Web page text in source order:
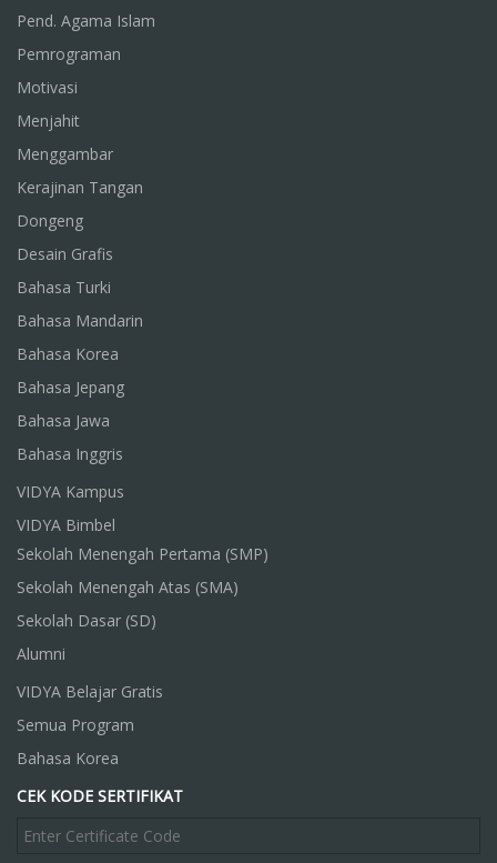
Pend. Agama Islam
Pemrograman
Motivasi
Menjahit
Menggambar
Kerajinan Tangan
Dongeng
Desain Grafis
Bahasa Turki
Bahasa Mandarin
Bahasa Korea
Bahasa Jepang
Bahasa Jawa
Bahasa Inggris
VIDYA Kampus
VIDYA Bimbel
Sekolah Menengah Pertama (SMP)
Sekolah Menengah Atas (SMA)
Sekolah Dasar (SD)
Alumni
VIDYA Belajar Gratis
Semua Program
Bahasa Korea
CEK KODE SERTIFIKAT